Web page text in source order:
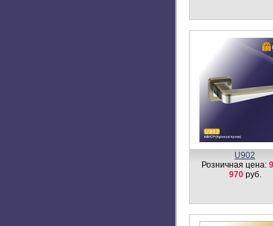
U902
Розничная цена:
970руб.